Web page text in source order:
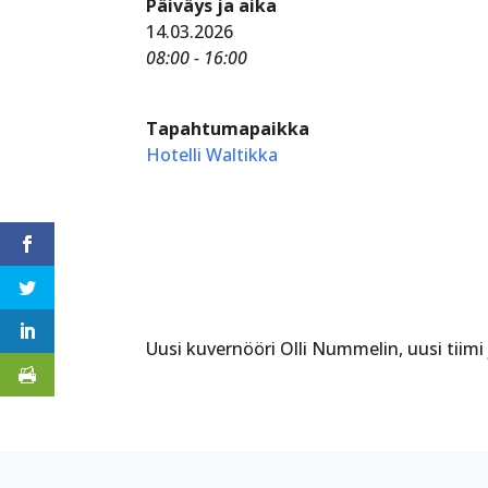
Päiväys ja aika
14.03.2026
08:00 - 16:00
Tapahtumapaikka
Hotelli Waltikka
Uusi kuvernööri Olli Nummelin, uusi